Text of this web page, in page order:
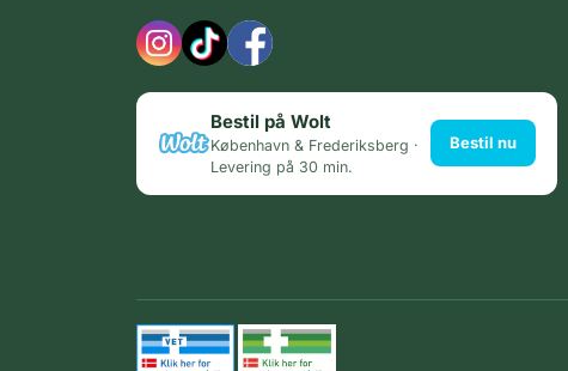
Bestil på Wolt
København & Frederiksberg ·
Levering på 30 min.
Bestil nu